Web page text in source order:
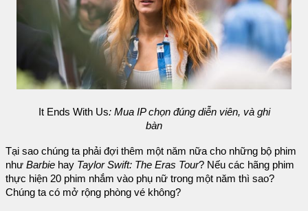
It Ends With Us: Mua IP chọn đúng diễn viên, và ghi
bàn
Tại sao chúng ta phải đợi thêm một năm nữa cho những bộ phim
như Barbie hay Taylor Swift: The Eras Tour? Nếu các hãng phim
thực hiện 20 phim nhắm vào phụ nữ trong một năm thì sao?
Chúng ta có mở rộng phòng vé không?